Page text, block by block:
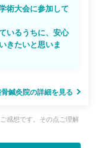
術大会に参加して
いるうちに、安心
きたいと思いま
鍼灸院の詳細を見る
感想です。その点ご理解